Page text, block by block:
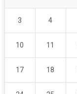
3 4
10 11
17 18